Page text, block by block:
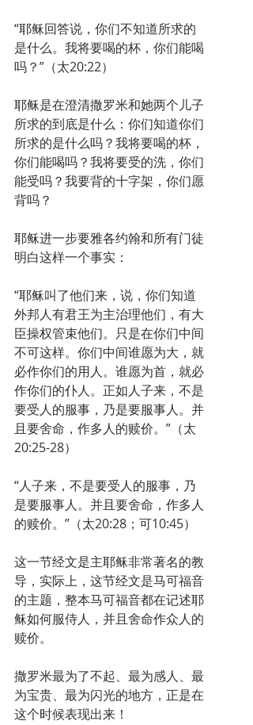
“耶稣回答说，你们不知道所求的
是什么。我将要喝的杯，你们能喝
吗？”（太20:22）
耶稣是在澄清撒罗米和她两个儿子
所求的到底是什么：你们知道你们
所求的是什么吗？我将要喝的杯，
你们能喝吗？我将要受的洗，你们
能受吗？我要背的十字架，你们愿
背吗？
耶稣进一步要雅各约翰和所有门徒
明白这样一个事实：
“耶稣叫了他们来，说，你们知道
外邦人有君王为主治理他们，有大
臣操权管束他们。只是在你们中间
不可这样。你们中间谁愿为大，就
必作你们的用人。谁愿为首，就必
作你们的仆人。正如人子来，不是
要受人的服事，乃是要服事人。并
且要舍命，作多人的赎价。”（太
20:25-28）
“人子来，不是要受人的服事，乃
是要服事人。并且要舍命，作多人
的赎价。”（太20:28；可10:45）
这一节经文是主耶稣非常著名的教
导，实际上，这节经文是马可福音
的主题，整本马可福音都在记述耶
稣如何服侍人，并且舍命作众人的
赎价。
撒罗米最为了不起、最为感人、最
为宝贵、最为闪光的地方，正是在
这个时候表现出来！